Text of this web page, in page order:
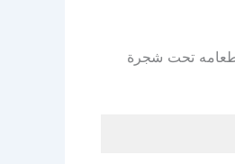
طعامه تحت شجرة